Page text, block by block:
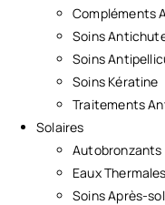
Compléments
Soins
Soins
Soins Kératine
Traitements
Solaires
Autobronzants
Eaux Thermales
Soins Après-